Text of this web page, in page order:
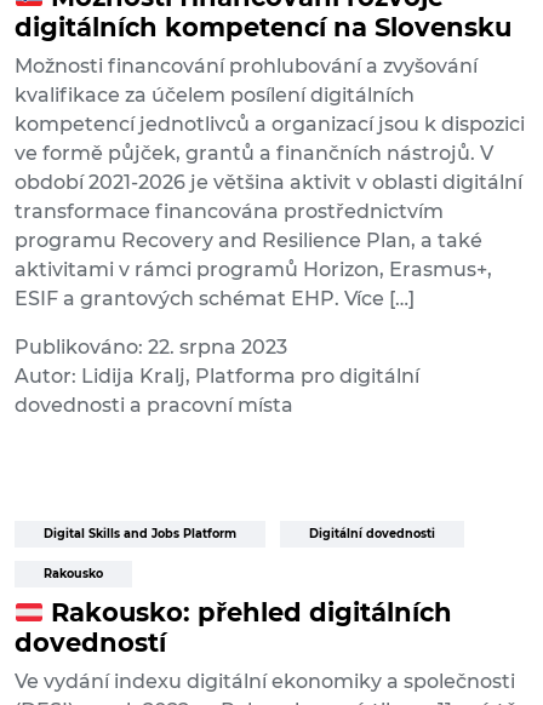
digitálních kompetencí na Slovensku
Možnosti financování prohlubování a zvyšování
kvalifikace za účelem posílení digitálních
kompetencí jednotlivců a organizací jsou k dispozici
ve formě půjček, grantů a finančních nástrojů. V
období 2021-2026 je většina aktivit v oblasti digitální
transformace financována prostřednictvím
programu Recovery and Resilience Plan, a také
aktivitami v rámci programů Horizon, Erasmus+,
ESIF a grantových schémat EHP. Více […]
Publikováno: 22. srpna 2023
Autor: Lidija Kralj, Platforma pro digitální
dovednosti a pracovní místa
Digital Skills and Jobs Platform Digitální dovednosti
Rakousko
Rakousko: přehled digitálních
dovedností
Ve vydání indexu digitální ekonomiky a společnosti